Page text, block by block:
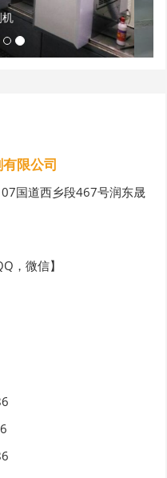
限公司
国道西乡段467号润东晟
，微信】